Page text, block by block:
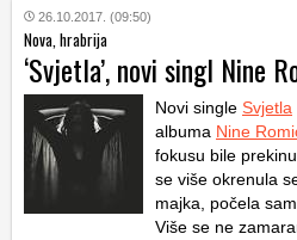
26.10.2017. (09:50)
Nova, hrabrija
‘Svjetla’, novi singl Nine
Novi single Svjetla
albuma Nine
fokusu bile
se više okrenula
majka, počela
Više se ne